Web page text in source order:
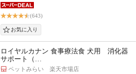
(643)
ロイヤルカナン 食事療法食 犬用 消化器
サポート（…
ペットみらい 楽天市場店